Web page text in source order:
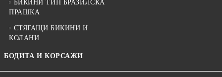
БИКИНИ ТИП БРАЗИЛСКА
ПРАШКА
СТЯГАЩИ БИКИНИ И
КОЛАНИ
БОДИТА И КОРСАЖИ